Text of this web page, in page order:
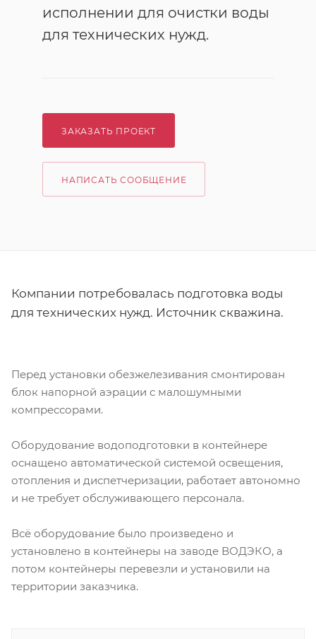
исполнении для очистки воды
для технических нужд.
ЗАКАЗАТЬ ПРОЕКТ
НАПИСАТЬ СООБЩЕНИЕ
Компании потребовалась подготовка воды
для технических нужд. Источник скважина.
Перед установки обезжелезивания смонтирован
блок напорной аэрации с малошумными
компрессорами.
Оборудование водоподготовки в контейнере
оснащено автоматической системой освещения,
отопления и диспетчеризации, работает автономно
и не требует обслуживающего персонала.
Всё оборудование было произведено и
установлено в контейнеры на заводе ВОДЭКО, а
потом контейнеры перевезли и установили на
территории заказчика.